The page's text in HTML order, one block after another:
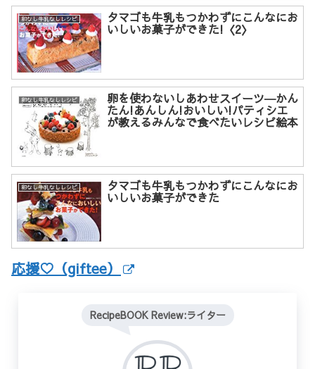
卵なし牛乳なしレシピ タマゴも牛乳もつかわずにこんなにお
いしいお菓子ができた!〈2〉
卵なし牛乳なしレシピ 卵を使わないしあわせスイーツ―かん
たん!あんしん!おいしい!パティシエ
が教えるみんなで食べたいレシピ絵本
卵なし牛乳なしレシピ タマゴも牛乳もつかわずにこんなにお
いしいお菓子ができた
応援♡（giftee）
RecipeBOOK Review:ライター